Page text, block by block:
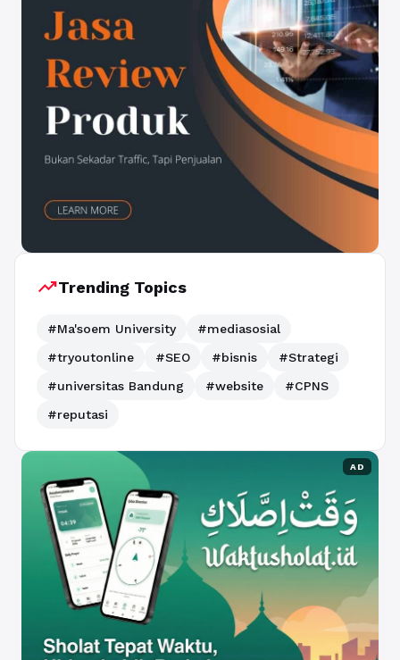
trending_upTrending Topics
#Ma'soem University
#mediasosial
#tryoutonline
#SEO #bisnis
#Strategi
#universitas Bandung
#website
#CPNS
#reputasi
AD